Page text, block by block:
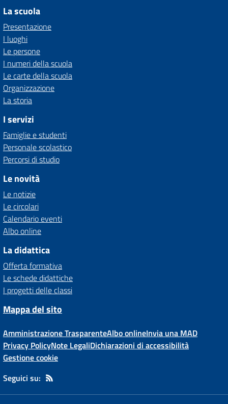
La scuola
Presentazione
I luoghi
Le persone
I numeri della scuola
Le carte della scuola
Organizzazione
La storia
I servizi
Famiglie e studenti
Personale scolastico
Percorsi di studio
Le novità
Le notizie
Le circolari
Calendario eventi
Albo online
La didattica
Offerta formativa
Le schede didattiche
I progetti delle classi
Mappa del sito
Amministrazione TrasparenteAlbo onlineInvia una MAD
Privacy PolicyNote LegaliDichiarazioni di accessibilità
Gestione cookie
Seguici su: